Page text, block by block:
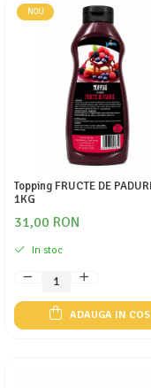
NOU
Topping FRUCTE DE PADURE Yam
1KG
31,00 RON
In stoc
ADAUGA IN COS